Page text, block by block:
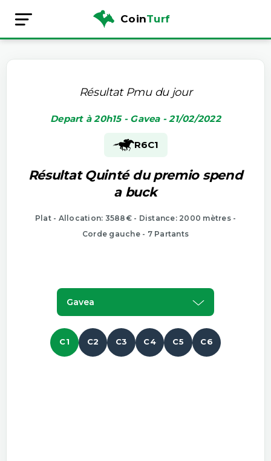
CoinTurf
Résultat Pmu du jour
Depart à 20h15 - Gavea - 21/02/2022
R6C1
Résultat Quinté du premio spend
a buck
Plat - Allocation: 3588€ - Distance: 2000 mètres -
Corde gauche - 7 Partants
Gavea
C1 C2 C3 C4 C5 C6